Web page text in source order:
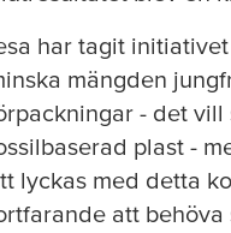
har tagit
mängden
- det vill
plast -
lyckas med detta
att